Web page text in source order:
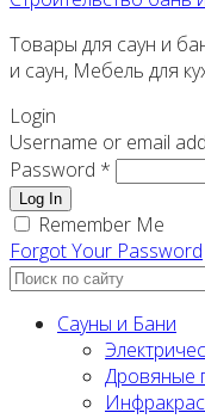
Товары для саун и
и саун, Мебель для
Login
Username or email
Password *
Log In
Remember Me
Forgot Your Password
Сауны и Бани
Дровяные